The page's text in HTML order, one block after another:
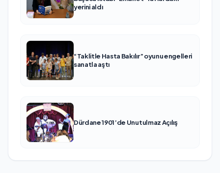
yerini aldı
“Taklitle Hasta Bakılır” oyunu engelleri
sanatla aştı
Dürdane 1901’de Unutulmaz Açılış